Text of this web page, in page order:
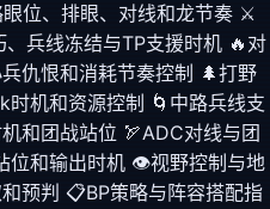
眼位、排眼、对线和龙节奏 ⚔️
、兵线冻结与TP支援时机 🔥 对
仇恨和消耗节奏控制 🌲打野
时机和资源控制 🌀 中路兵线支
和团战站位 🏹ADC对线与团
位和输出时机 👁️视野控制与地
预判 📋BP策略与阵容搭配指